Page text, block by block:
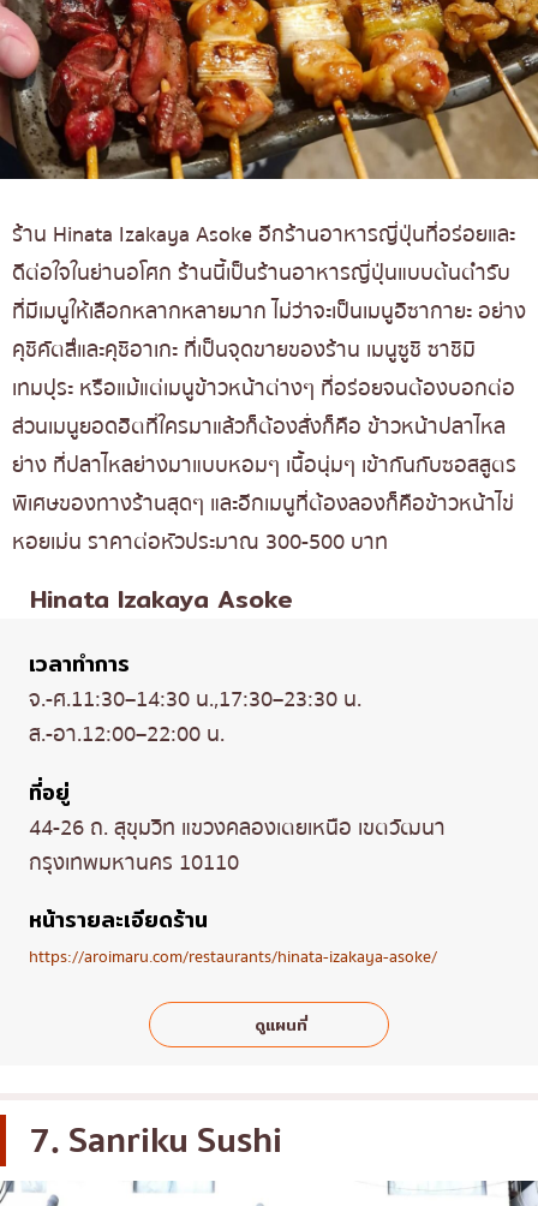
ร้าน Hinata Izakaya Asoke อีกร้านอาหารญี่ปุ่นที่อร่อยและ
ดีต่อใจในย่านอโศก ร้านนี้เป็นร้านอาหารญี่ปุ่นแบบต้นตำรับ
ที่มีเมนูให้เลือกหลากหลายมาก ไม่ว่าจะเป็นเมนูอิซากายะ อย่าง
คุชิคัตสึและคุชิอาเกะ ที่เป็นจุดขายของร้าน เมนูซูชิ ซาชิมิ
เทมปุระ หรือแม้แต่เมนูข้าวหน้าต่างๆ ที่อร่อยจนต้องบอกต่อ
ส่วนเมนูยอดฮิตที่ใครมาแล้วก็ต้องสั่งก็คือ ข้าวหน้าปลาไหล
ย่าง ที่ปลาไหลย่างมาแบบหอมๆ เนื้อนุ่มๆ เข้ากันกับซอสสูตร
พิเศษของทางร้านสุดๆ และอีกเมนูที่ต้องลองก็คือข้าวหน้าไข่
หอยเม่น ราคาต่อหัวประมาณ 300-500 บาท
Hinata Izakaya Asoke
เวลาทำการ
จ.-ศ.11:30–14:30 น.,17:30–23:30 น.
ส.-อา.12:00–22:00 น.
ที่อยู่
44-26 ถ. สุขุมวิท แขวงคลองเตยเหนือ เขตวัฒนา
กรุงเทพมหานคร 10110
หน้ารายละเอียดร้าน
https://aroimaru.com/restaurants/hinata-izakaya-asoke/
ดูแผนที่
7. Sanriku Sushi